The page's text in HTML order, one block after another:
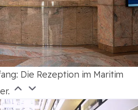
Die Rezeption im Maritim